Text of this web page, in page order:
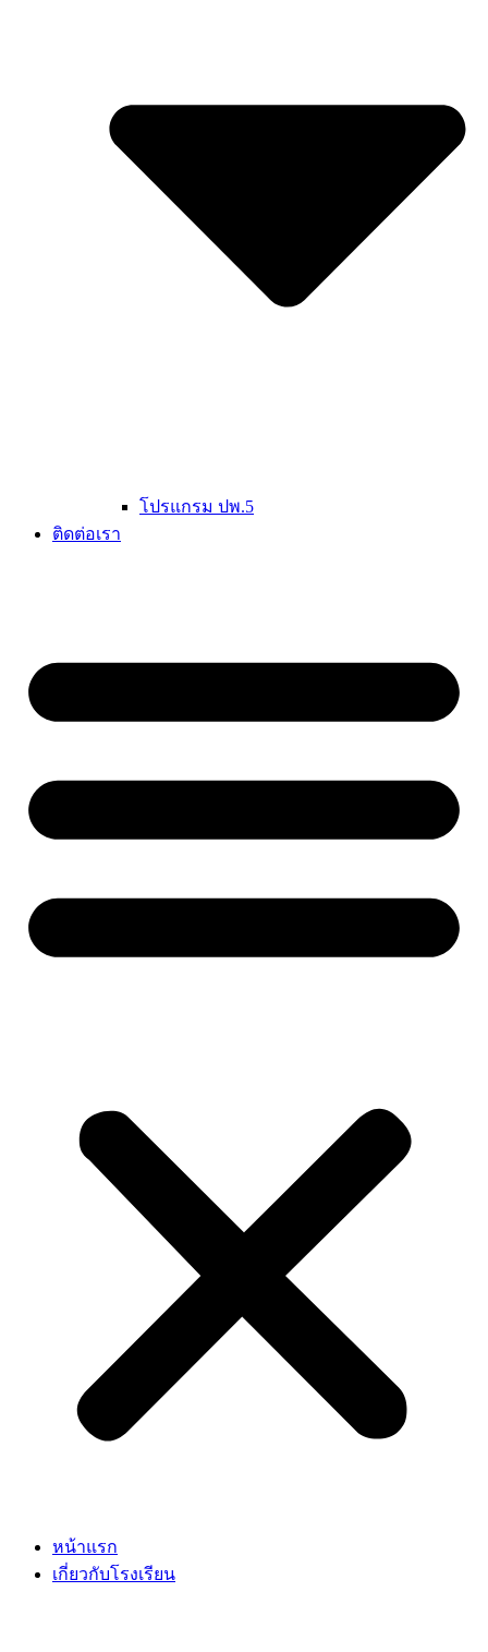
โปรแกรม ปพ.5
ติดต่อเรา
หน้าแรก
เกี่ยวกับโรงเรียน